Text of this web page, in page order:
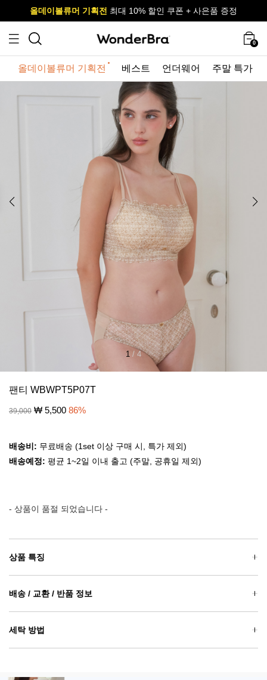
사이즈 무료 교환 서비스
올데이볼류머 기획전 최대 10% 할인 쿠폰 + 사은품 증정
사이즈 무료 교환 서비스
올데이볼류머 기획전
0
올데이볼류머 기획전 베스트 언더웨어 주말 특가
1 / 4
팬티 WBWPT5P07T
39,000 ₩ 5,500 86%
배송비: 무료배송 (1set 이상 구매 시, 특가 제외)
배송예정: 평균 1~2일 이내 출고 (주말, 공휴일 제외)
- 상품이 품절 되었습니다 -
상품 특징
배송 / 교환 / 반품 정보
세탁 방법